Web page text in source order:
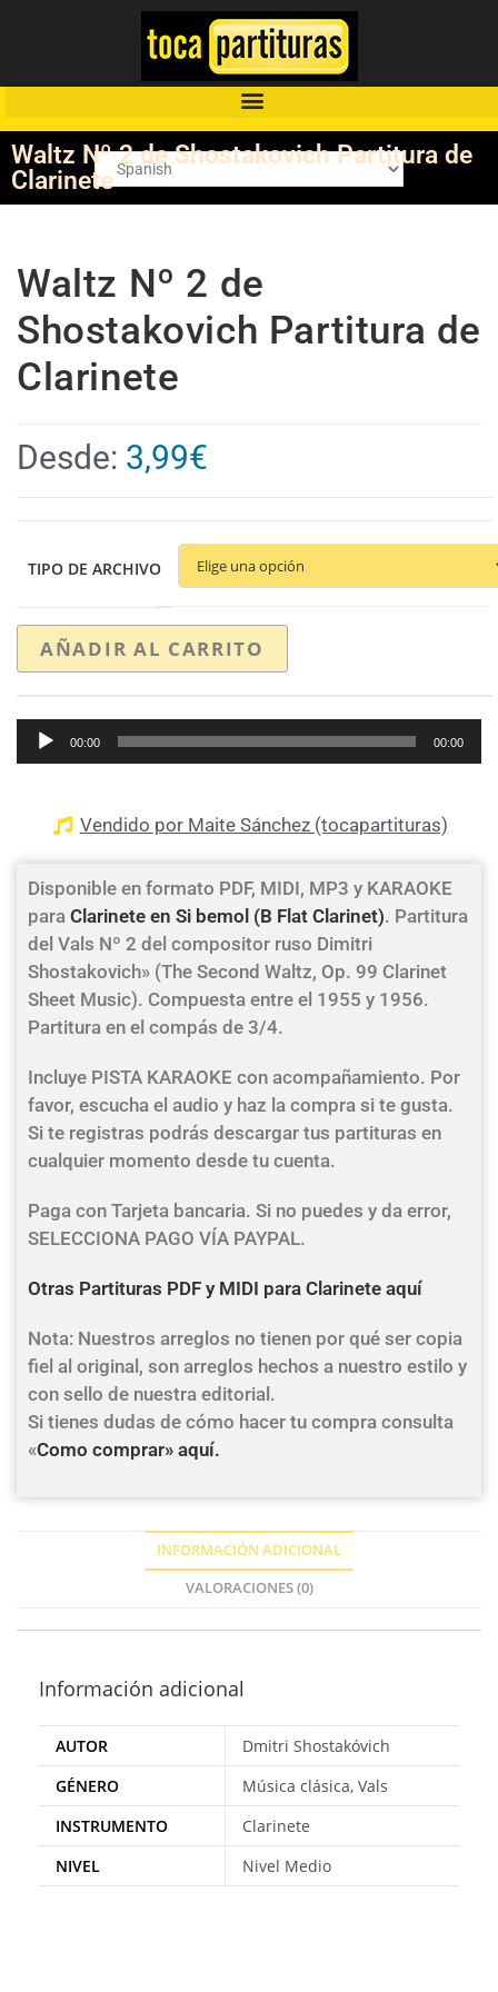
Waltz Nº 2 de Shostakovich Partitura de
Clarinete
Waltz Nº 2 de
Shostakovich Partitura de
Clarinete
Desde: 3,99€
TIPO DE ARCHIVO
AÑADIR AL CARRITO
Reproductor
de
00:00 00:00
Vendido por Maite Sánchez (tocapartituras)
Disponible en formato PDF, MIDI, MP3 y KARAOKE
para Clarinete en Si bemol (B Flat Clarinet). Partitura
del Vals Nº 2 del compositor ruso Dimitri
Shostakovich» (The Second Waltz, Op. 99 Clarinet
Sheet Music). Compuesta entre el 1955 y 1956.
Partitura en el compás de 3/4.
Incluye PISTA KARAOKE con acompañamiento. Por
favor, escucha el audio y haz la compra si te gusta.
Si te registras podrás descargar tus partituras en
cualquier momento desde tu cuenta.
Paga con Tarjeta bancaria. Si no puedes y da error,
SELECCIONA PAGO VÍA PAYPAL.
Otras Partituras PDF y MIDI para Clarinete aquí
Nota: Nuestros arreglos no tienen por qué ser copia
fiel al original, son arreglos hechos a nuestro estilo y
con sello de nuestra editorial.
Si tienes dudas de cómo hacer tu compra consulta
«Como comprar» aquí.
INFORMACIÓN ADICIONAL
VALORACIONES (0)
Información adicional
AUTOR
Dmitri Shostakóvich
GÉNERO
Música clásica, Vals
INSTRUMENTO
Clarinete
NIVEL
Nivel Medio